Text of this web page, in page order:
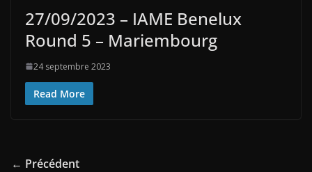
27/09/2023 – IAME Benelux
Round 5 – Mariembourg
24 septembre 2023
Read More
← Précédent